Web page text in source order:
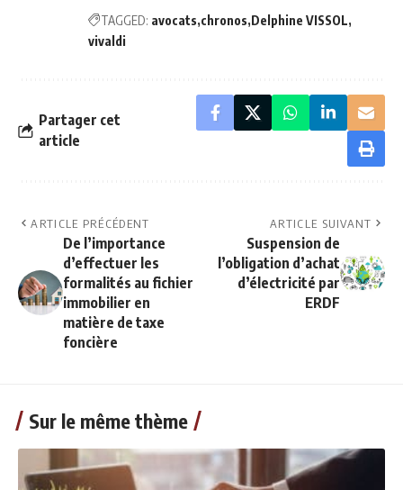
TAGGED: avocats chronos Delphine VISSOL
vivaldi
Partager cet
article
ARTICLE PRÉCÉDENT
De l’importance
d’effectuer les
formalités au fichier
immobilier en
matière de taxe
foncière
ARTICLE SUIVANT
Suspension de
l’obligation d’achat
d’électricité par
ERDF
Sur le même thème